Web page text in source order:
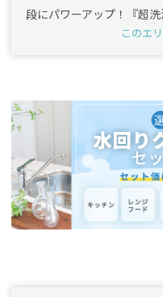
段にパワーアップ！『超
このエ